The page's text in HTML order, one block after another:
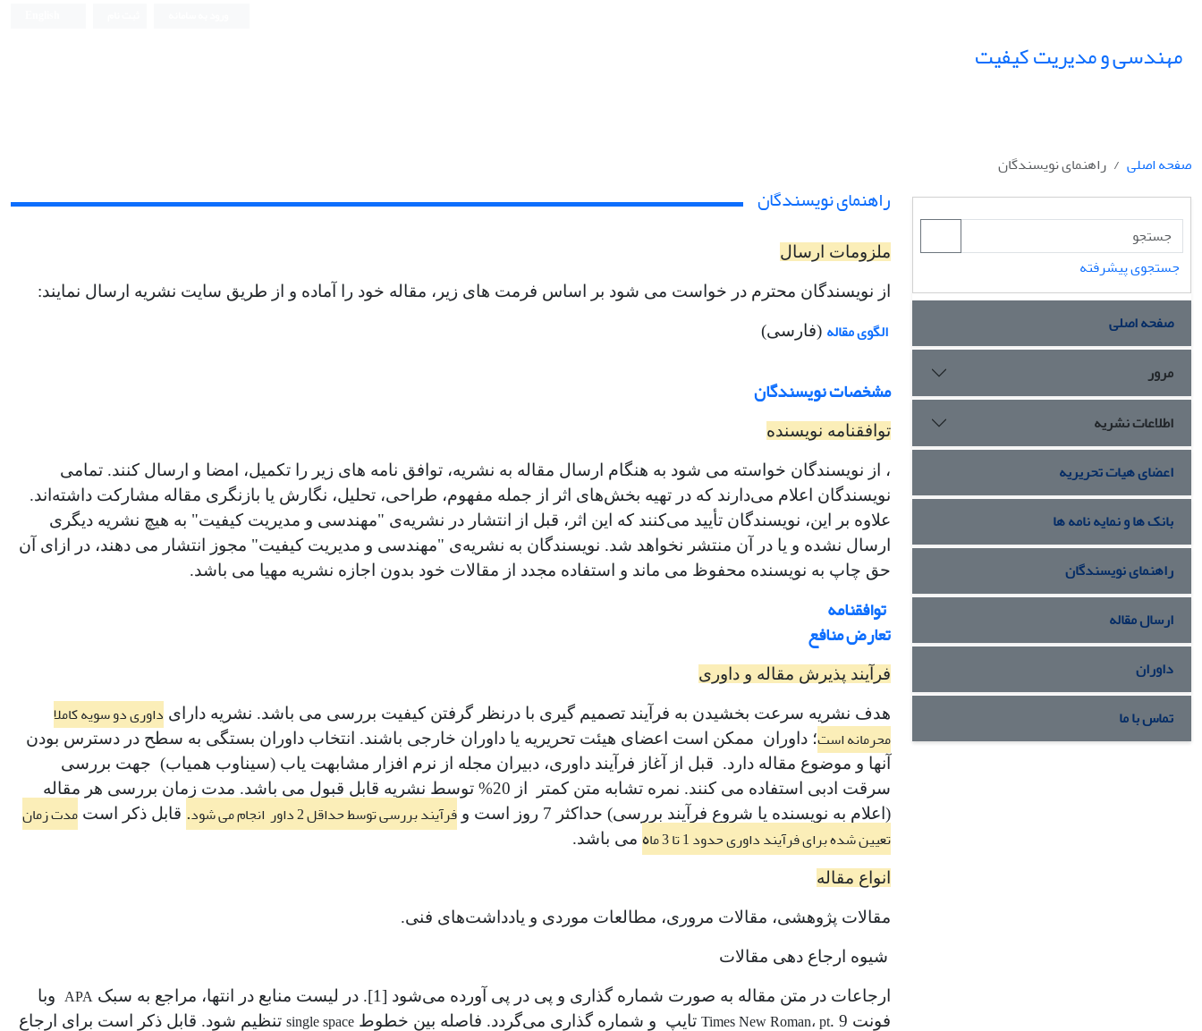
مهندسی و مدیریت کیفیت
صفحه اصلی راهنمای نویسندگان
جستجوی پیشرفته
صفحه اصلی
مرور
اطلاعات نشریه
اعضای هیات تحریریه
بانک ها و نمایه نامه ها
راهنمای نویسندگان
ارسال مقاله
داوران
تماس با ما
راهنمای نویسندگان
ملزومات ارسال
از نویسندگان محترم در خواست می شود بر اساس فرمت های زیر، مقاله خود را آماده و از طریق سایت نشریه ارسال نمایند:
الگوی مقاله (فارسی)
مشخصات نویسندگان
توافقنامه نویسنده
، از نویسندگان خواسته می شود به هنگام ارسال مقاله به نشریه، توافق نامه های زیر را تکمیل، امضا و ارسال کنند. تمامی
نویسندگان اعلام می‌دارند که در تهیه بخش‌های اثر از جمله مفهوم، طراحی، تحلیل، نگارش یا بازنگری مقاله مشارکت داشته‌اند.
علاوه بر این، نویسندگان تأیید می‌کنند که این اثر، قبل از انتشار در نشریه‌‌ی "مهندسی و مدیریت کیفیت" به هیچ نشریه دیگری
ارسال نشده و یا در آن منتشر نخواهد شد. نویسندگان به نشریه‌‌ی "مهندسی و مدیریت کیفیت" مجوز انتشار می دهند، در ازای آن
حق چاپ به نویسنده محفوظ می ماند و استفاده مجدد از مقالات خود بدون اجازه نشریه مهیا می باشد.
توافقنامه
تعارض منافع
فرآیند پذیرش مقاله و داوری
هدف نشریه سرعت بخشیدن به فرآیند تصمیم گیری با درنظر گرفتن کیفیت بررسی می باشد. نشریه دارای داوری دو سویه کاملا
محرمانه است؛ داوران ممکن است اعضای هیئت تحریریه یا داوران خارجی باشند. انتخاب داوران بستگی به سطح در دسترس بودن
آنها و موضوع مقاله دارد. قبل از آغاز فرآیند داوری، دبیران مجله از نرم افزار مشابهت یاب (سیناوب همیاب) جهت بررسی
سرقت ادبی استفاده می کنند. نمره تشابه متن کمتر از 20% توسط نشریه قابل قبول می باشد. مدت زمان بررسی هر مقاله
(اعلام به نویسنده یا شروع فرآیند بررسی) حداکثر 7 روز است و
فرآیند بررسی توسط حداقل 2 داور انجام می شود . قابل ذکر است مدت زمان
تعیین شده برای فرآیند داوری حدود 1 تا 3 ما
ه می باشد.
انواع مقاله
مقالات پژوهشی، مقالات مروری، مطالعات موردی و یادداشت‌های فنی.
شیوه ارجاع دهی مقالات
ارجاعات در متن مقاله به صورت شماره گذاری و پی در پی آورده می‌شود ‎[1]. در لیست منابع در انتها، مراجع به سبک APA وبا
فونت
Times New Roman، pt. 9 تایپ و شماره گذاری می‌گردد. فاصله بین خطوط single space تنظیم شود. قابل ذکر است برای ارجاع